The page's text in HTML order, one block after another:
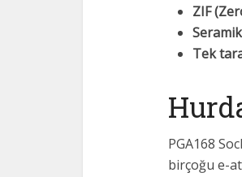
ZIF
Tek
PGA168
birçoğu e-